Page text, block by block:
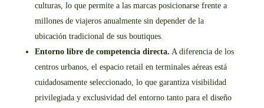
culturas, lo que permite a las marcas posicionarse frente a
millones de viajeros anualmente sin depender de la
ubicación tradicional de sus boutiques.
Entorno libre de competencia directa. A diferencia de los
centros urbanos, el espacio retail en terminales aéreas está
cuidadosamente seleccionado, lo que garantiza visibilidad
privilegiada y exclusividad del entorno tanto para el diseño